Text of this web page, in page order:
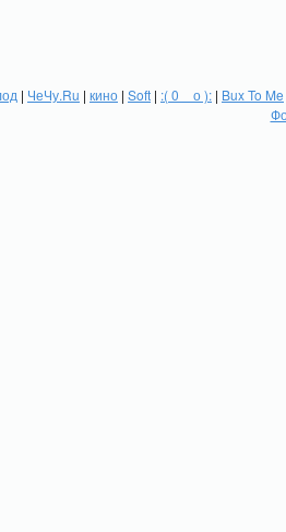
| ЧеЧу.Ru | кино | Soft | :( 0 _ о ): | Bux To Me